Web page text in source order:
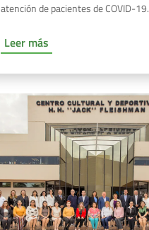
atención de pacientes de COVID-19.
Leer más